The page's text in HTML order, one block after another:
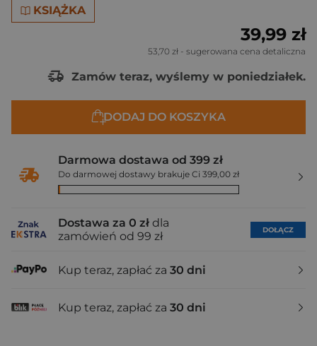
KSIĄŻKA
39,99 zł
53,70 zł - sugerowana cena detaliczna
Zamów teraz, wyślemy w poniedziałek.
DODAJ DO KOSZYKA
Darmowa dostawa od 399 zł
Do darmowej dostawy brakuje Ci 399,00 zł
Dostawa za 0 zł dla
zamówień od 99 zł
DOŁĄCZ
Kup teraz, zapłać za 30 dni
Kup teraz, zapłać za 30 dni